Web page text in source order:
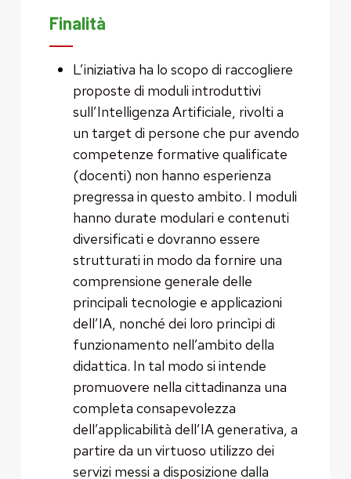
Finalità
L’iniziativa ha lo scopo di raccogliere
proposte di moduli introduttivi
sull’Intelligenza Artificiale, rivolti a
un target di persone che pur avendo
competenze formative qualificate
(docenti) non hanno esperienza
pregressa in questo ambito. I moduli
hanno durate modulari e contenuti
diversificati e dovranno essere
strutturati in modo da fornire una
comprensione generale delle
principali tecnologie e applicazioni
dell’IA, nonché dei loro princìpi di
funzionamento nell’ambito della
didattica. In tal modo si intende
promuovere nella cittadinanza una
completa consapevolezza
dell’applicabilità dell’IA generativa, a
partire da un virtuoso utilizzo dei
servizi messi a disposizione dalla